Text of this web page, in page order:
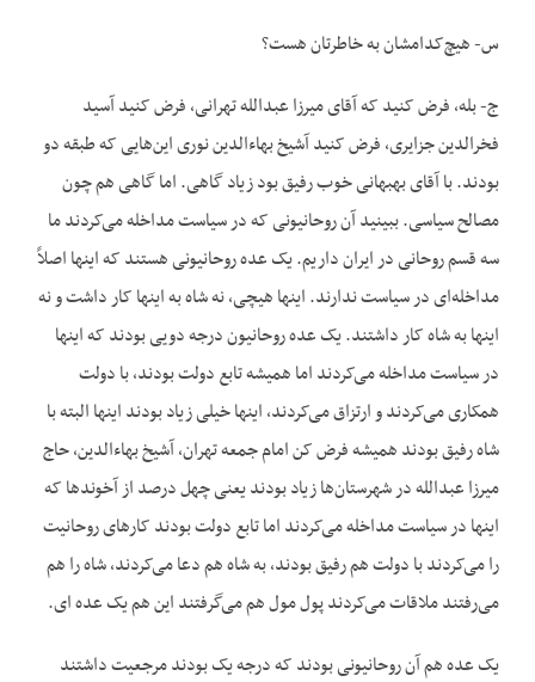
س- هیچ‌کدامشان به خاطرتان هست؟
ج- بله، فرض کنید که آقای میرزا عبدالله تهرانی، فرض کنید آسید
فخرالدین جزایری، فرض کنید آشیخ بهاءالدین نوری این‌هایی که طبقه دو
بودند. با آقای بهبهانی خوب رفیق بود زیاد گاهی. اما گاهی هم چون
مصالح سیاسی. ببینید آن روحانیونی که در سیاست مداخله می‌کردند ما
سه قسم روحانی در ایران داریم. یک عده روحانیونی هستند که اینها اصلاً
مداخله‌ای در سیاست ندارند. اینها هیچی، نه شاه به اینها کار داشت و نه
اینها به شاه کار داشتند. یک عده روحانیون درجه دویی بودند که اینها
در سیاست مداخله می‌کردند اما همیشه تابع دولت بودند، با دولت
همکاری می‌کردند و ارتزاق می‌کردند، اینها خیلی زیاد بودند اینها البته با
شاه رفیق بودند همیشه فرض کن امام جمعه تهران، آشیخ بهاءالدین، حاج
میرزا عبدالله در شهرستان‌ها زیاد بودند یعنی چهل درصد از آخوندها که
اینها در سیاست مداخله می‌کردند اما تابع دولت بودند کار‌های روحانیت
را می‌کردند با دولت هم رفیق بودند، به شاه هم دعا می‌کردند، شاه را هم
می‌رفتند ملاقات می‌کردند پول مول هم می‌گرفتند این هم یک عده ای.
یک عده هم آن روحانیونی بودند که درجه یک بودند مرجعیت داشتند